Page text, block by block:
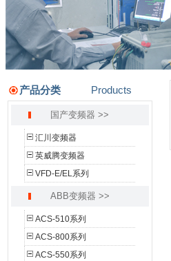
产品分类 Products
国产变频器 >>
汇川变频器
英威腾变频器
VFD-E/EL系列
ABB变频器 >>
ACS-510系列
ACS-800系列
ACS-550系列